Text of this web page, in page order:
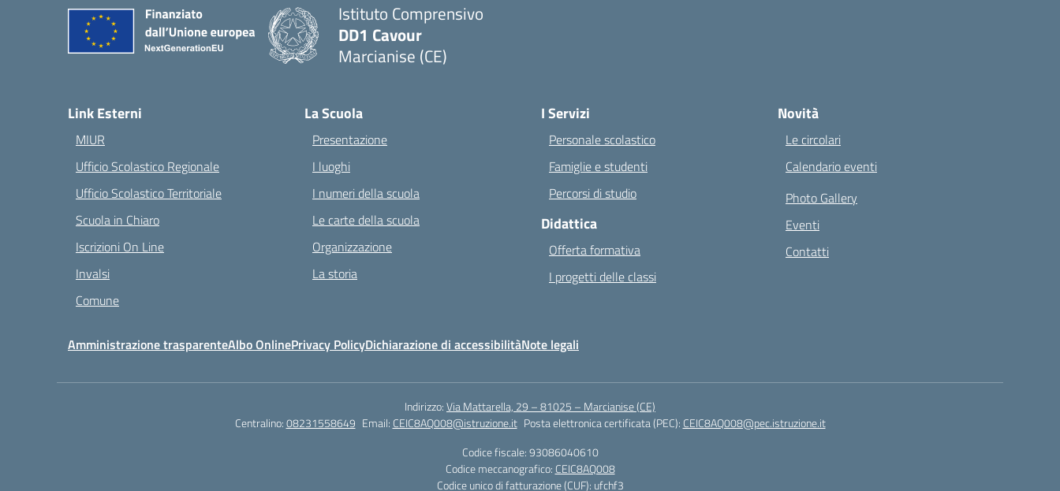
Istituto Comprensivo
DD1 Cavour
Marcianise (CE)
Link Esterni
MIUR
Ufficio Scolastico Regionale
Ufficio Scolastico Territoriale
Scuola in Chiaro
Iscrizioni On Line
Invalsi
Comune
La Scuola
Presentazione
I luoghi
I numeri della scuola
Le carte della scuola
Organizzazione
La storia
I Servizi
Personale scolastico
Famiglie e studenti
Percorsi di studio
Didattica
Offerta formativa
I progetti delle classi
Novità
Le circolari
Calendario eventi
Photo Gallery
Eventi
Contatti
Amministrazione trasparenteAlbo OnlinePrivacy PolicyDichiarazione di accessibilitàNote legali
Indirizzo:Via Mattarella, 29 – 81025 – Marcianise (CE)
Centralino:08231558649 Email: CEIC8AQ008@istruzione.it Posta elettronica certificata (PEC): CEIC8AQ008@pec.istruzione.it
Codice fiscale: 93086040610
Codice meccanografico: CEIC8AQ008
Codice unico di fatturazione (CUF): ufchf3